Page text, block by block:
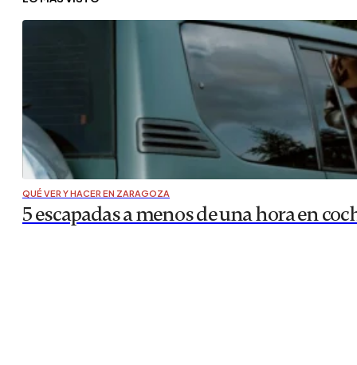
QUÉ VER Y HACER EN ZARAGOZA
5 escapadas a menos de una hora en